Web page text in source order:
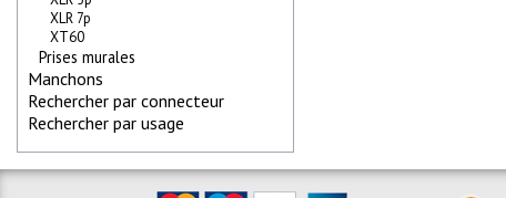
XLR 7p
XT60
Prises murales
Manchons
Rechercher par connecteur
Rechercher par usage